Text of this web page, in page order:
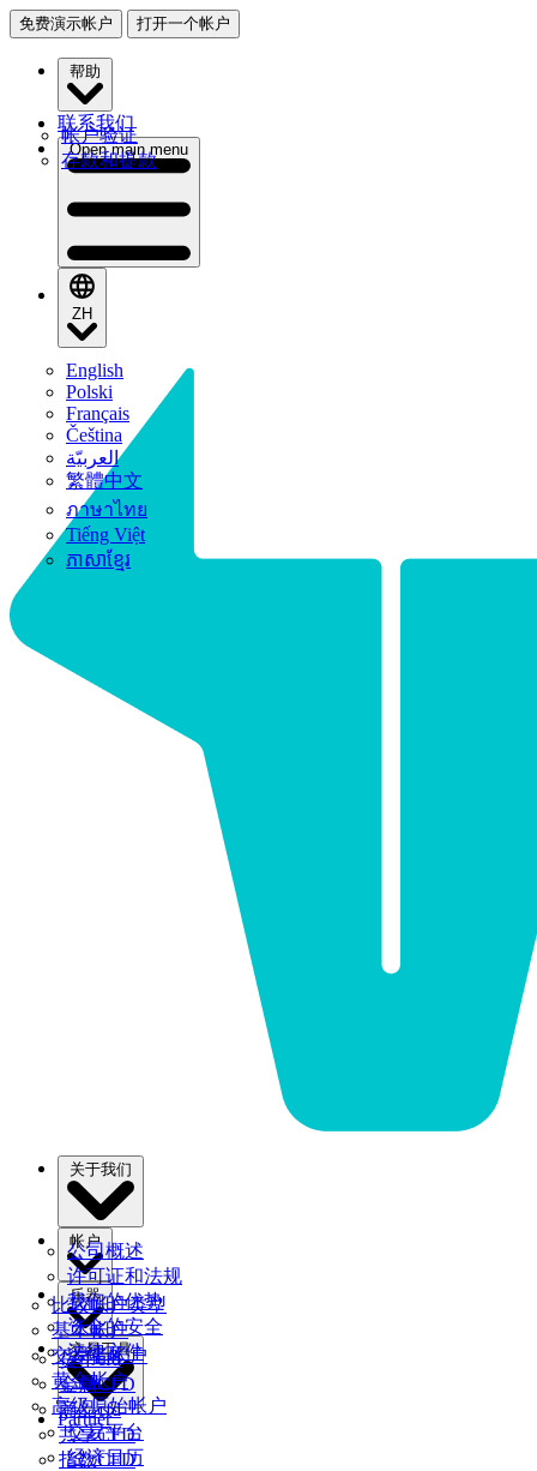
免费演示帐户 打开一个帐户
帮助
帐户验证
存款和提款
联系我们
Open main menu
ZH
English
Polski
Français
Čeština
العربيّة
繁體中文
ภาษาไทย
Tiếng Việt
ភាសាខ្មែរ
关于我们
公司概述
许可证和法规
我们的优势
资金的安全
法律文件
帐户
比较帐户类型
基本帐户
交易者帐户
黄金帐户
高级原始帐户
乐器
货币cfd
金属CFD
商品cfd
共享CFD
指数CFD
交易工具
交易平台
经济日历
Partner